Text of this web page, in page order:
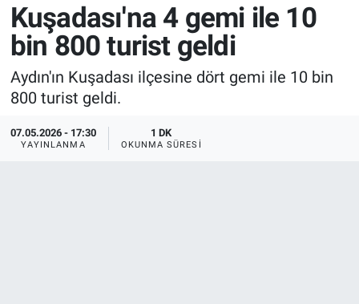
Kuşadası'na 4 gemi ile 10
bin 800 turist geldi
Aydın'ın Kuşadası ilçesine dört gemi ile 10 bin
800 turist geldi.
07.05.2026 - 17:30
YAYINLANMA
1 DK
OKUNMA SÜRESI